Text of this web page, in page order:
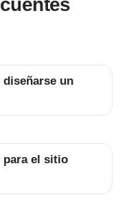
un
para el sitio